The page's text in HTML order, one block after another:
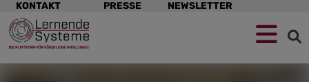
Zur
Navigation
springen
Zum
Hauptinhalt
springen
Zum
Footer
springen
Navigation
überspringen
KONTAKT PRESSE NEWSLETTER